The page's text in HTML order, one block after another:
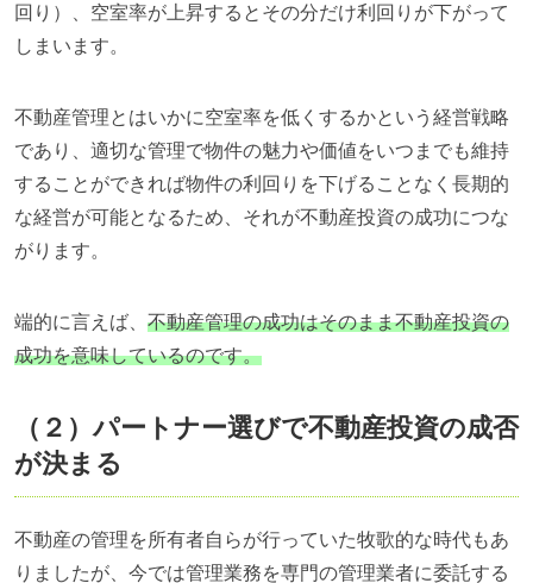
回り）、空室率が上昇するとその分だけ利回りが下がって
しまいます。
不動産管理とはいかに空室率を低くするかという経営戦略
であり、適切な管理で物件の魅力や価値をいつまでも維持
することができれば物件の利回りを下げることなく長期的
な経営が可能となるため、それが不動産投資の成功につな
がります。
端的に言えば、 不動産管理の成功はそのまま不動産投資の
成功を意味しているのです。
（２）パートナー選びで不動産投資の成否
が決まる
不動産の管理を所有者自らが行っていた牧歌的な時代もあ
りましたが、今では管理業務を専門の管理業者に委託する